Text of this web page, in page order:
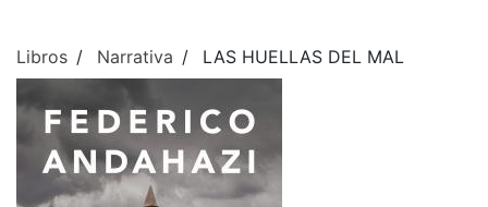
Libros Narrativa LAS HUELLAS DEL MAL